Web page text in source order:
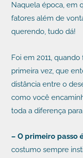
Naquela época, em
fatores além de
querendo, tudo dá!
Foi em 2011,
primeira vez, que
distância entre o
como você
toda a diferença
– O primeiro passo
costumo sempre